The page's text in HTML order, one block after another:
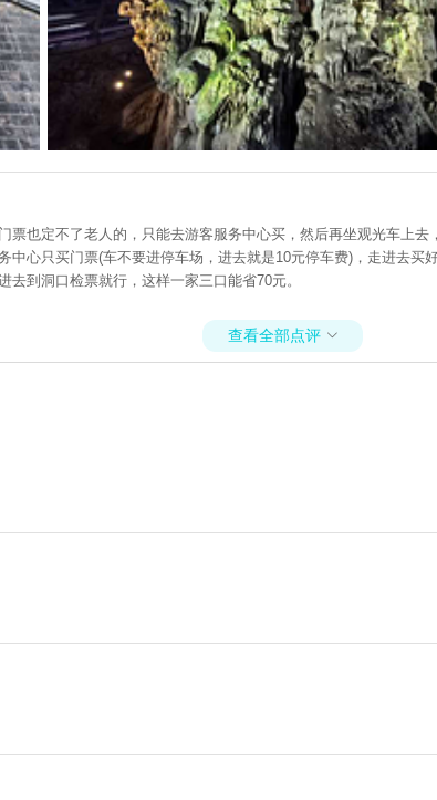
也定不了老人的，只能去游客服务中心买，然后再坐观光车上
心只买门票(车不要进停车场，进去就是10元停车费)，走进去
到洞口检票就行，这样一家三口能省70元。
查看全部点评 